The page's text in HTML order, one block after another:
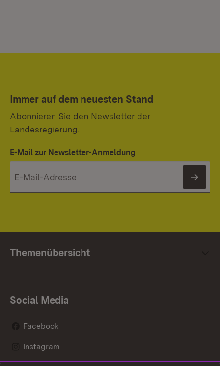
Immer auf dem neuesten Stand
Abonnieren Sie den Newsletter der
Landesregierung.
E-Mail zur Newsletter-Anmeldung
Themenübersicht
Social Media
Facebook
Instagram